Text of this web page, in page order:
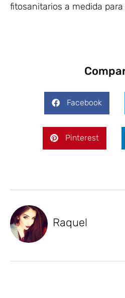
fitosanitarios a medida
Facebook
Pinterest
Raquel